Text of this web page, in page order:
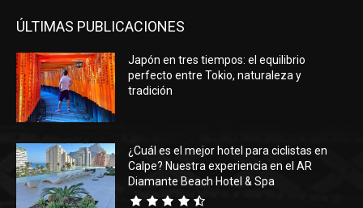
ÚLTIMAS PUBLICACIONES
Japón en tres tiempos: el equilibrio
perfecto entre Tokio, naturaleza y
tradición
¿Cuál es el mejor hotel para ciclistas en
Calpe? Nuestra experiencia en el AR
Diamante Beach Hotel & Spa